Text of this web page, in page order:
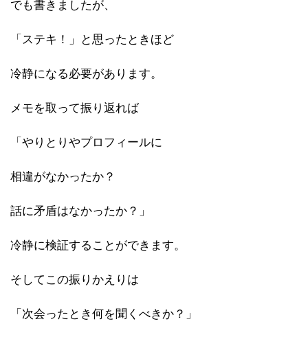
でも書きましたが、
「ステキ！」と思ったときほど
冷静になる必要があります。
メモを取って振り返れば
「やりとりやプロフィールに
相違がなかったか？
話に矛盾はなかったか？」
冷静に検証することができます。
そしてこの振りかえりは
「次会ったとき何を聞くべきか？」